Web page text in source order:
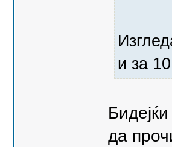
и за
да